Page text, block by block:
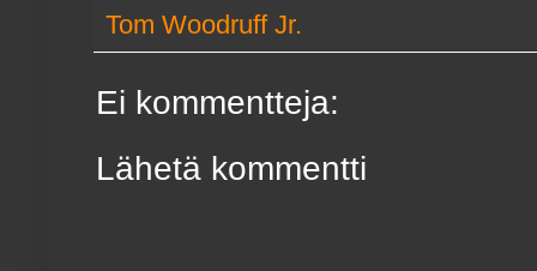
Tom Woodruff Jr.
Ei kommentteja:
Lähetä kommentti